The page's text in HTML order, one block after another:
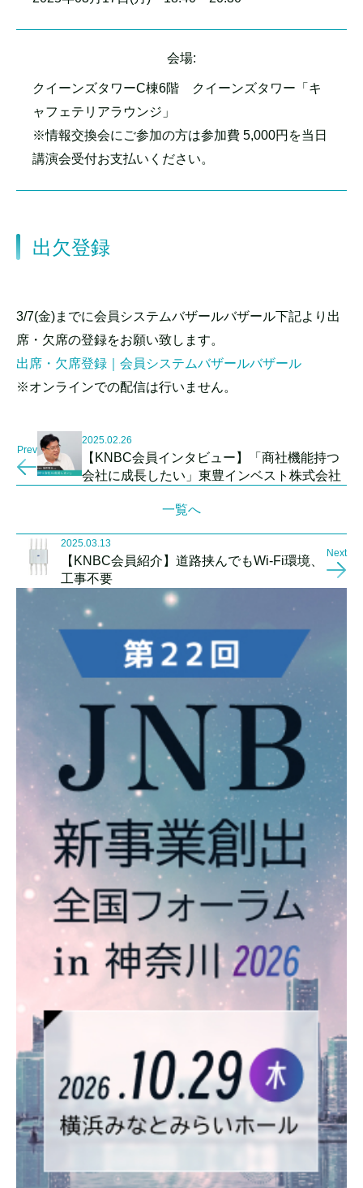
会場:
クイーンズタワーC棟6階 クイーンズタワー「キ
ャフェテリアラウンジ」
※情報交換会にご参加の方は参加費 5,000円を当日
講演会受付お支払いください。
出欠登録
3/7(金)までに会員システムバザールバザール下記より出
席・欠席の登録をお願い致します。
出席・欠席登録｜会員システムバザールバザール
※オンラインでの配信は行いません。
Prev
2025.02.26
【KNBC会員インタビュー】「商社機能持つ
会社に成長したい」東豊インベスト株式会社
一覧へ
2025.03.13
【KNBC会員紹介】道路挟んでもWi-Fi環境、
工事不要
Next